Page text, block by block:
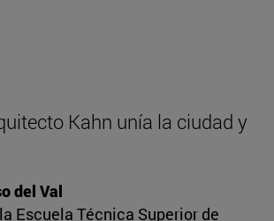
Kahn unía la ciudad y
del Val
Escuela Técnica Superior de